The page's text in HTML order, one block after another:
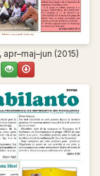
apr–maj–jun (2015)